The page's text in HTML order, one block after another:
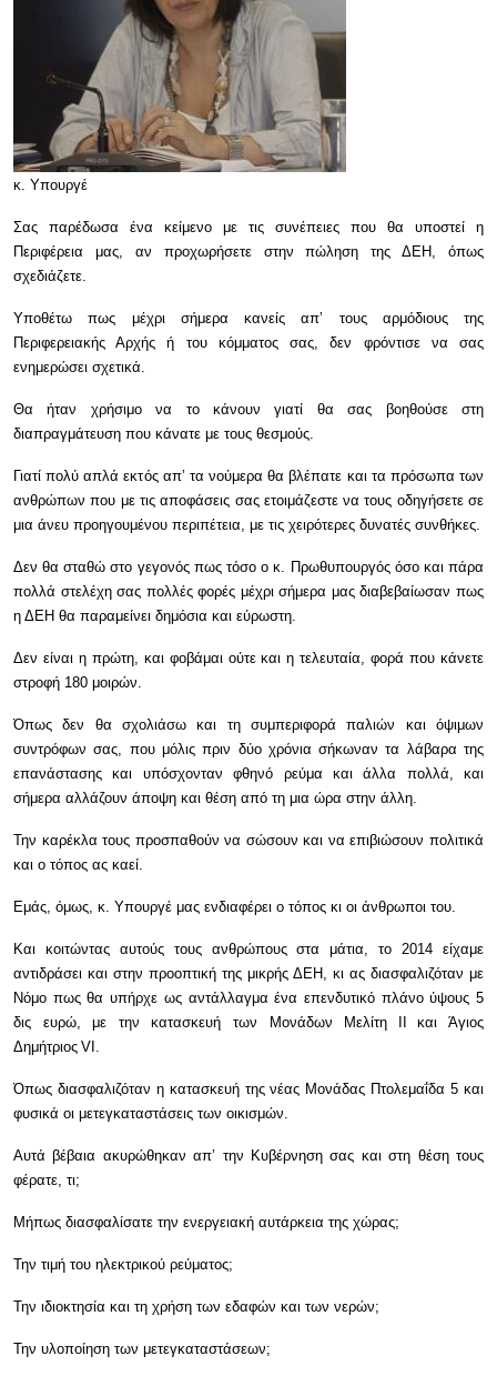
κ. Υπουργέ
Σας παρέδωσα ένα κείμενο με τις συνέπειες που θα υποστεί η
Περιφέρεια μας, αν προχωρήσετε στην πώληση της ΔΕΗ, όπως
σχεδιάζετε.
Υποθέτω πως μέχρι σήμερα κανείς απ’ τους αρμόδιους της
Περιφερειακής Αρχής ή του κόμματος σας, δεν φρόντισε να σας
ενημερώσει σχετικά.
Θα ήταν χρήσιμο να το κάνουν γιατί θα σας βοηθούσε στη
διαπραγμάτευση που κάνατε με τους θεσμούς.
Γιατί πολύ απλά εκτός απ’ τα νούμερα θα βλέπατε και τα πρόσωπα των
ανθρώπων που με τις αποφάσεις σας ετοιμάζεστε να τους οδηγήσετε σε
μια άνευ προηγουμένου περιπέτεια, με τις χειρότερες δυνατές συνθήκες.
Δεν θα σταθώ στο γεγονός πως τόσο ο κ. Πρωθυπουργός όσο και πάρα
πολλά στελέχη σας πολλές φορές μέχρι σήμερα μας διαβεβαίωσαν πως
η ΔΕΗ θα παραμείνει δημόσια και εύρωστη.
Δεν είναι η πρώτη, και φοβάμαι ούτε και η τελευταία, φορά που κάνετε
στροφή 180 μοιρών.
Όπως δεν θα σχολιάσω και τη συμπεριφορά παλιών και όψιμων
συντρόφων σας, που μόλις πριν δύο χρόνια σήκωναν τα λάβαρα της
επανάστασης και υπόσχονταν φθηνό ρεύμα και άλλα πολλά, και
σήμερα αλλάζουν άποψη και θέση από τη μια ώρα στην άλλη.
Την καρέκλα τους προσπαθούν να σώσουν και να επιβιώσουν πολιτικά
και ο τόπος ας καεί.
Εμάς, όμως, κ. Υπουργέ μας ενδιαφέρει ο τόπος κι οι άνθρωποι του.
Και κοιτώντας αυτούς τους ανθρώπους στα μάτια, το 2014 είχαμε
αντιδράσει και στην προοπτική της μικρής ΔΕΗ, κι ας διασφαλιζόταν με
Νόμο πως θα υπήρχε ως αντάλλαγμα ένα επενδυτικό πλάνο ύψους 5
δις ευρώ, με την κατασκευή των Μονάδων Μελίτη
και Άγιος
Δημήτριος VI.
Όπως διασφαλιζόταν η κατασκευή της νέας Μονάδας Πτολεμαΐδα 5 και
φυσικά οι μετεγκαταστάσεις των οικισμών.
Αυτά βέβαια ακυρώθηκαν απ’ την Κυβέρνηση σας και στη θέση τους
φέρατε, τι;
Μήπως διασφαλίσατε την ενεργειακή αυτάρκεια της χώρας;
Την τιμή του ηλεκτρικού ρεύματος;
Την ιδιοκτησία και τη χρήση των εδαφών και των νερών;
Την υλοποίηση των μετεγκαταστάσεων;